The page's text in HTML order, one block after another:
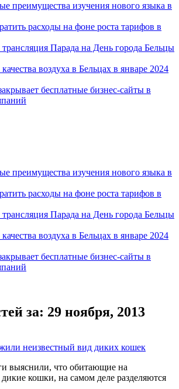
преимущества изучения нового языка в
расходы на фоне роста тарифов в
Парада на День города Бельцы
воздуха в Бельцах в январе 2024
бесплатные бизнес-сайты в
преимущества изучения нового языка в
расходы на фоне роста тарифов в
Парада на День города Бельцы
воздуха в Бельцах в январе 2024
бесплатные бизнес-сайты в
за: 29 ноября, 2013
неизвестный вид диких кошек
выяснили, что обитающие на
кошки, на самом деле разделяются